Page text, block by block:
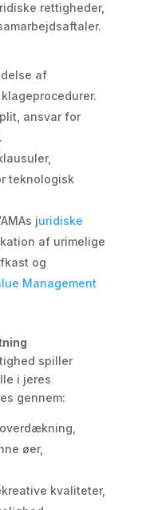
rettigheder,
af
ansvar for
teknologisk
juridiske
af urimelige
og
Management
spiller
i jeres
gennem:
øer,
kvaliteter,